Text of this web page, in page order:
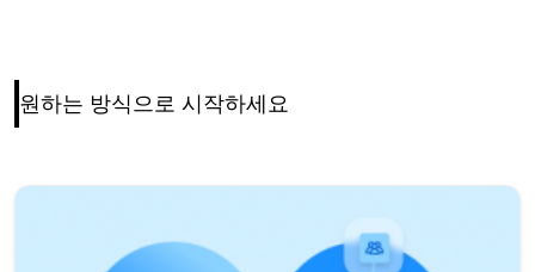
원하는 방식으로 시작하세요